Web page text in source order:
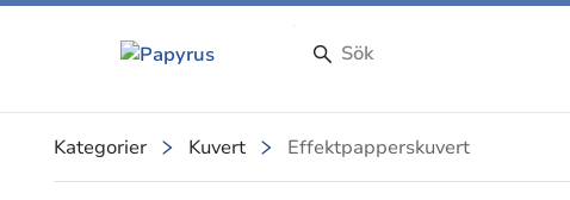
Kategorier Kuvert Effektpapperskuvert